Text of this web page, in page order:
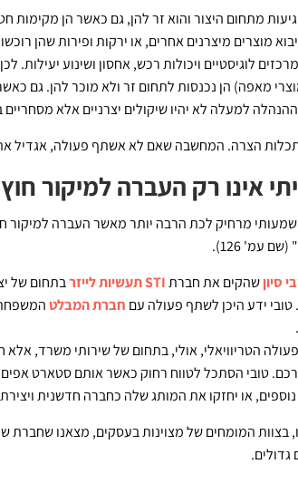
מתחום היצור והוא זר להן, גם כאשר הן מקימות
מוצרים מיצרנים אחרים, או ירקות ופירות שהן
לוגיסטיים ויכולות רכש, אחסון ושינוע יעילות.
מאפה) הן נכנסות לתחום זר ולא מוכר להן. גם
למעלה לא יהיו שיקולים יצרניים אלא
הצרה. המחשבה שאם לא אשתף פעולה, אגדיל את
אינו רק העברה למיקור חוץ
מרחיק לכת הרבה יותר מאשר העברה למיקור
עמ' 126).
סיוןשהקים את חברתSTI תעשיות לייזר
בתחום של
טובי ידע היכן לשתף פעולה עם חברת המבלט
הטריוויאלי, אולי, בתחום של שירותי משרד,
או יחזקו את המותג שלה כחברה חדשנית
בצוות המומחים של מצוינות בעסקים, מצאנו שחברת